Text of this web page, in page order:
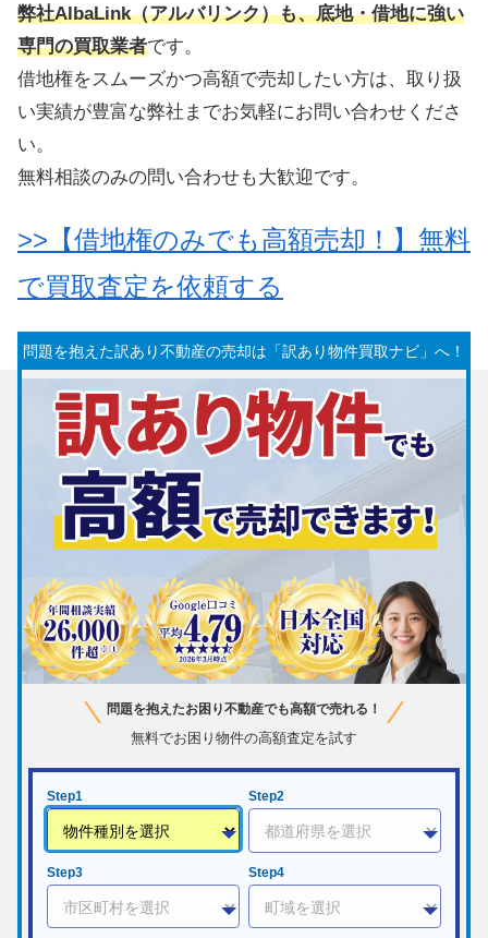
弊社AlbaLink（アルバリンク）も、底地・借地に強い
専門の買取業者です。
借地権をスムーズかつ高額で売却したい方は、取り扱
い実績が豊富な弊社までお気軽にお問い合わせくださ
い。
無料相談のみの問い合わせも大歓迎です。
>>【借地権のみでも高額売却！】無料
で買取査定を依頼する
問題を抱えた訳あり不動産の売却は「訳あり物件買取ナビ」へ！
問題を抱えたお困り不動産でも高額で売れる！
無料でお困り物件の高額査定を試す
Step1 Step2
Step3 Step4